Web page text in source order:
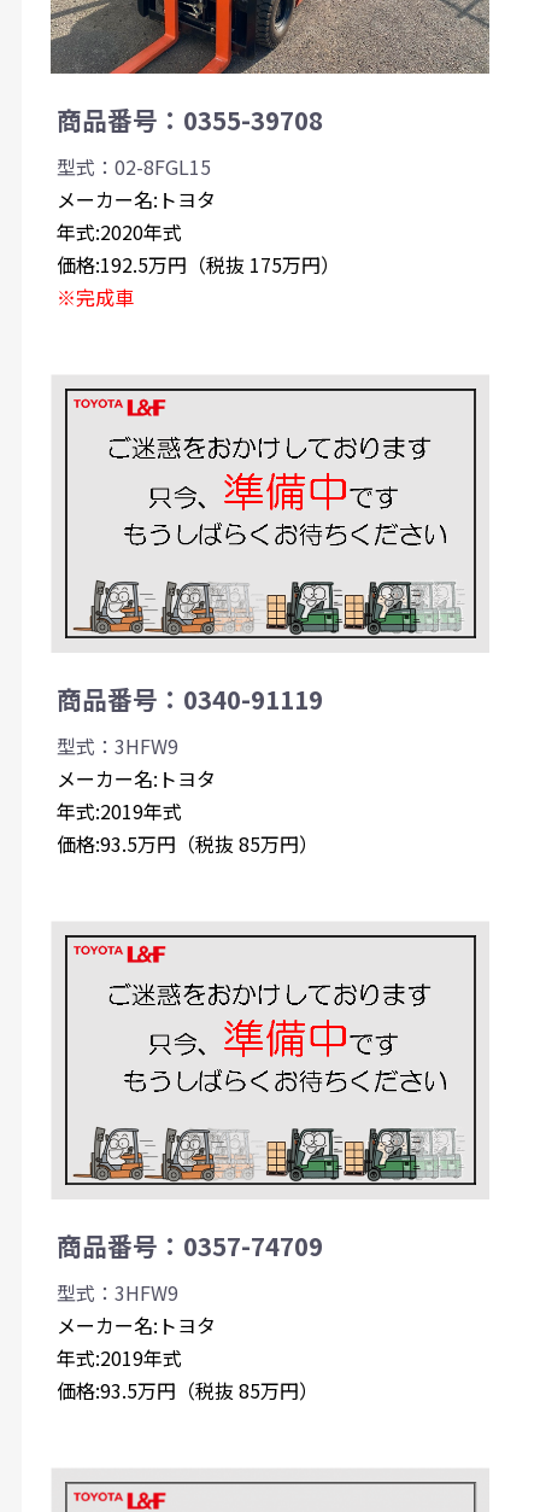
商品番号：0355-39708
型式：02-8FGL15
メーカー名:トヨタ
年式:2020年式
価格:192.5万円（税抜 175万円）
※完成車
商品番号：0340-91119
型式：3HFW9
メーカー名:トヨタ
年式:2019年式
価格:93.5万円（税抜 85万円）
商品番号：0357-74709
型式：3HFW9
メーカー名:トヨタ
年式:2019年式
価格:93.5万円（税抜 85万円）